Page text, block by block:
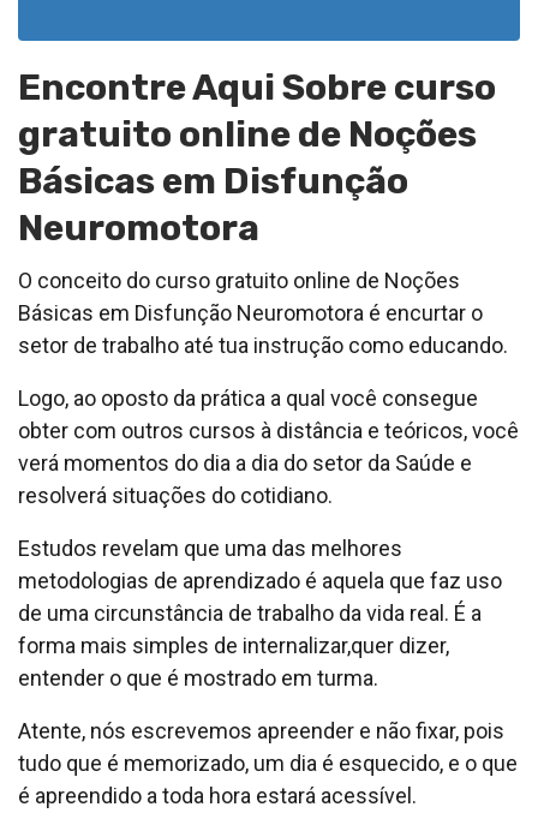
Encontre Aqui Sobre curso
gratuito online de Noções
Básicas em Disfunção
Neuromotora
O conceito do curso gratuito online de Noções
Básicas em Disfunção Neuromotora é encurtar o
setor de trabalho até tua instrução como educando.
Logo, ao oposto da prática a qual você consegue
obter com outros cursos à distância e teóricos, você
verá momentos do dia a dia do setor da Saúde e
resolverá situações do cotidiano.
Estudos revelam que uma das melhores
metodologias de aprendizado é aquela que faz uso
de uma circunstância de trabalho da vida real. É a
forma mais simples de internalizar,quer dizer,
entender o que é mostrado em turma.
Atente, nós escrevemos apreender e não fixar, pois
tudo que é memorizado, um dia é esquecido, e o que
é apreendido a toda hora estará acessível.